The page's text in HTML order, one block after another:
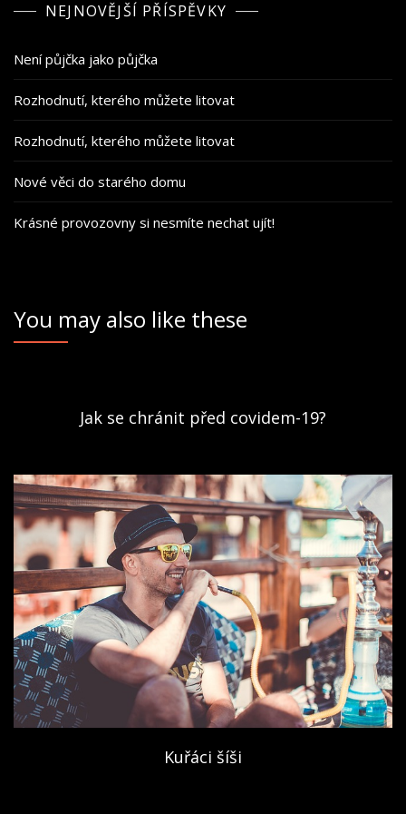
NEJNOVĚJŠÍ PŘÍSPĚVKY
Není půjčka jako půjčka
Rozhodnutí, kterého můžete litovat
Rozhodnutí, kterého můžete litovat
Nové věci do starého domu
Krásné provozovny si nesmíte nechat ujít!
You may also like these
Jak se chránit před covidem-19?
Kuřáci šíši